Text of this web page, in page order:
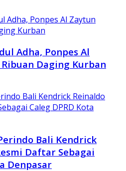
Adha, Ponpes Al
Daging Kurban
Bali Kendrick
Daftar Sebagai
Denpasar